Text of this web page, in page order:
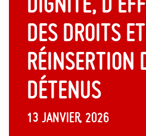
des droits
réinsertion
détenus
13 janvier, 2026